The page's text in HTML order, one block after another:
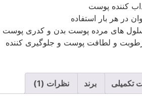
کننده پوست
در هر بار استفاده
سلول های مرده پوست بدن و کدری پوست
و لطافت پوست و جلوگیری کننده
تکمیلی برند نظرات (1)